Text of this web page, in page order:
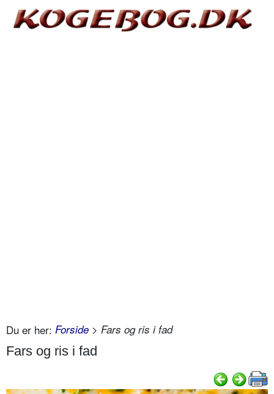
Du er her: Forside > Fars og ris i fad
Fars og ris i fad